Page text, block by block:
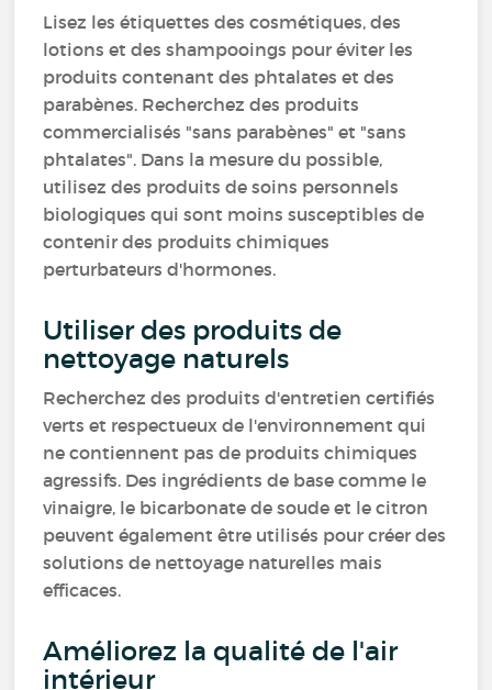
Lisez les étiquettes des cosmétiques, des
lotions et des shampooings pour éviter les
produits contenant des phtalates et des
parabènes. Recherchez des produits
commercialisés "sans parabènes" et "sans
phtalates". Dans la mesure du possible,
utilisez des produits de soins personnels
biologiques qui sont moins susceptibles de
contenir des produits chimiques
perturbateurs d'hormones.
Utiliser des produits de
nettoyage naturels
Recherchez des produits d'entretien certifiés
verts et respectueux de l'environnement qui
ne contiennent pas de produits chimiques
agressifs. Des ingrédients de base comme le
vinaigre, le bicarbonate de soude et le citron
peuvent également être utilisés pour créer des
solutions de nettoyage naturelles mais
efficaces.
Améliorez la qualité de l'air
intérieur